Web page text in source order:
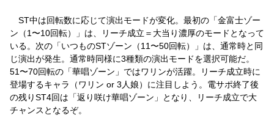
ST中は回転数に応じて演出モードが変化。最初の「金富士ゾー
ン（1〜10回転）」は、リーチ成立＝大当り濃厚のモードとなって
いる。次の「いつものSTゾーン（11〜50回転）」は、通常時と同
じ演出が発生。通常時同様に3種類の演出モードを選択可能だ。
51〜70回転の「華唱ゾーン」ではワリンが活躍。リーチ成立時に
登場するキャラ（ワリン or 3人娘）に注目しよう。電サポ終了後
の残りST4回は「返り咲け華唱ゾーン」となり、リーチ成立で大
チャンスとなるぞ。